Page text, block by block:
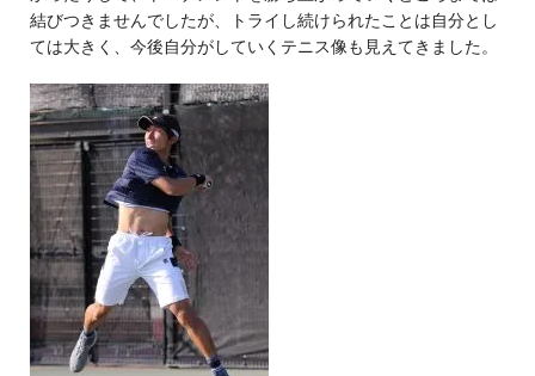
結びつきませんでしたが、トライし続けられたことは自分とし
ては大きく、今後自分がしていくテニス像も見えてきました。